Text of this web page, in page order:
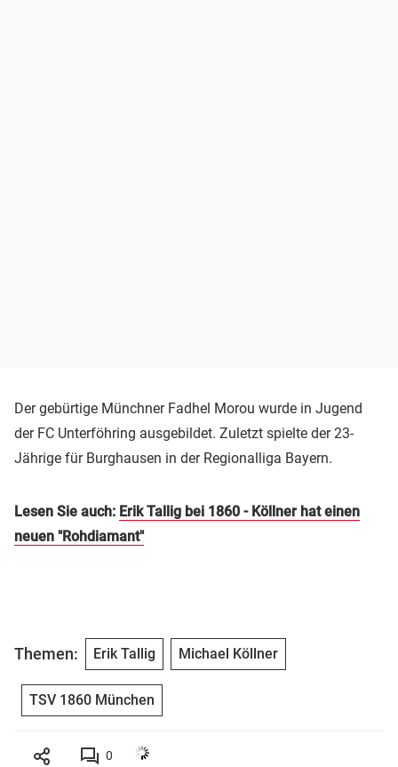
Der gebürtige Münchner Fadhel Morou wurde in Jugend
der FC Unterföhring ausgebildet. Zuletzt spielte der 23-
Jährige für Burghausen in der Regionalliga Bayern.
Lesen Sie auch: Erik Tallig bei 1860 - Köllner hat einen
neuen "Rohdiamant"
Themen: Erik Tallig Michael Köllner
TSV 1860 München
0